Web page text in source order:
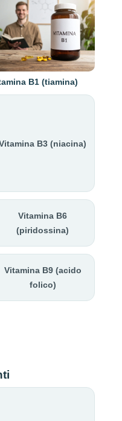
B1 (tiamina)
B3 (niacina)
Vitamina B6
(piridossina)
Vitamina B9 (acido
folico)